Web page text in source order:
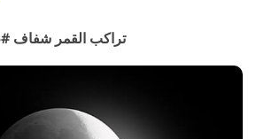
تراكب القمر شفاف #15 "Fitful Gleams"